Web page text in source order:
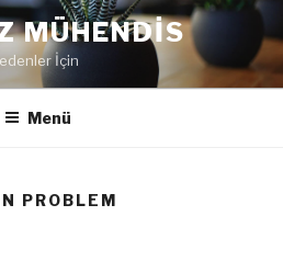
MÜHENDIS
İçin
Menü
PROBLEM